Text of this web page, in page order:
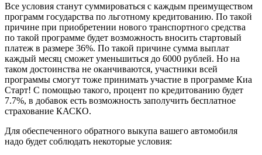
Все условия станут суммироваться с каждым преимуществом
программ государства по льготному кредитованию. По такой
причине при приобретении нового транспортного средства
по такой программе будет возможность вносить стартовый
платеж в размере 36%. По такой причине сумма выплат
каждый месяц сможет уменьшиться до 6000 рублей. Но на
таком достоинства не оканчиваются, участники всей
программы смогут тоже принимать участие в программе Киа
Старт! С помощью такого, процент по кредитованию будет
7.7%, в добавок есть возможность заполучить бесплатное
страхование КАСКО.
Для обеспеченного обратного выкупа вашего автомобиля
надо будет соблюдать некоторые условия: